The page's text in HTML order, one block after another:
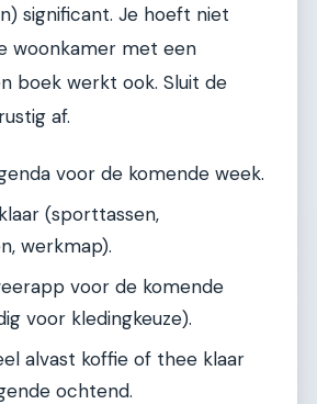
significant. Je hoeft niet
woonkamer met een
boek werkt ook. Sluit de
af.
voor de komende week.
(sporttassen,
werkmap).
voor de komende
voor kledingkeuze).
alvast koffie of thee klaar
ochtend.